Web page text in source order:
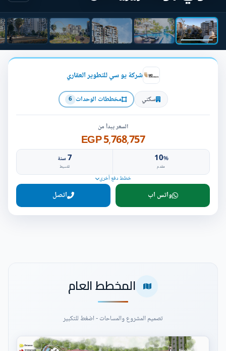
شركة يو سي للتطوير العقاري
سكني مخططات الوحدات 6
السعر يبدأ من
5,768,757 EGP
10%
مقدم
7سنة
تقسيط
خطط دفع أخرى
واتس اب اتصل
المخطط العام
تصميم المشروع والمساحات - اضغط للتكبير